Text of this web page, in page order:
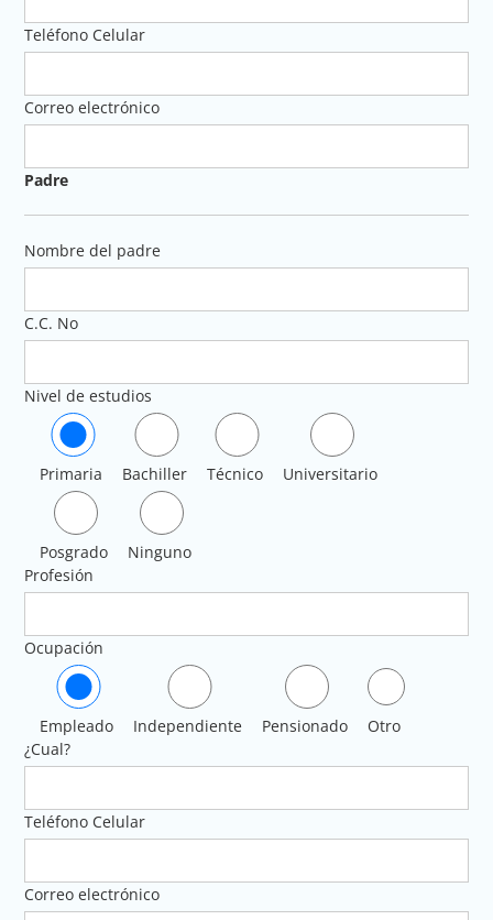
Teléfono Celular
Correo electrónico
Padre
Nombre del padre
C.C. No
Nivel de estudios
Primaria Bachiller Técnico Universitario
Posgrado
Ninguno
Profesión
Ocupación
Empleado Independiente Pensionado
Otro
¿Cual?
Teléfono Celular
Correo electrónico